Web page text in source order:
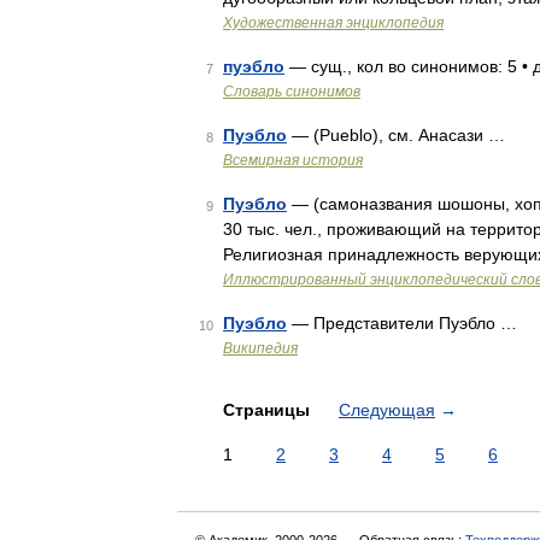
Художественная энциклопедия
7 пуэбло — сущ., кол во синонимов: 5 •
Словарь синонимов
8 Пуэбло — (Pueblo), см. Анасази …
Всемирная история
9 Пуэбло — (самоназвания шошоны,
30 тыс. чел., проживающий на
Религиозная принадлежность
Иллюстрированный энциклопедический
10 Пуэбло — Представители Пуэбло …
Википедия
Страницы Следующая →
1 2 3 4 5 6